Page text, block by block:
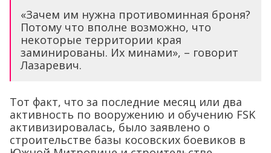
«Зачем им нужна противоминная броня?
Потому что вполне возможно, что
некоторые территории края
заминированы. Их минами», – говорит
Лазаревич.
Тот факт, что за последние месяц или два
активность по вооружению и обучению FSK
активизировалась, было заявлено о
строительстве базы косовских боевиков в